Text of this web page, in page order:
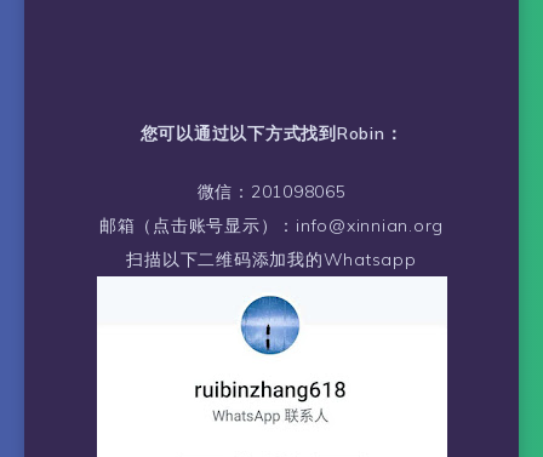
您可以通过以下方式找到Robin：
微信：201098065
邮箱（点击账号显示）：info@xinnian.org
扫描以下二维码添加我的Whatsapp